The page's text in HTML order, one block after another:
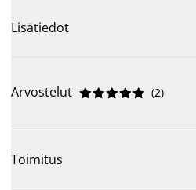
Lisätiedot
Arvostelut 




 (2)
Toimitus